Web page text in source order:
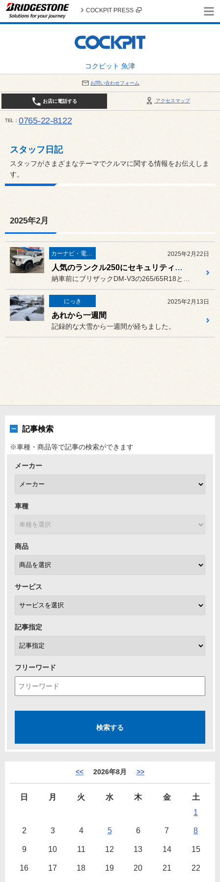
コクピット 魚津
COCKPIT PRESS
お問い合わせフォーム
アクセスマップ
お店に電話する
TEL 0765-22-8122
スタッフ日記
スタッフがさまざまなテーマでクルマに関する情報をお伝えしま
す。
2025年2月
カーナビ・電装品 2025年2月22日
人気のランクル250にセキュリティとレーダー探知機とブリザックDM-V3
にっき 2025年2月13日
あれから一週間
記録的な大雪から一週間が経ちました。
記事検索
※車種・商品等で記事の検索ができます
メーカー
車種
商品
サービス
記事指定
フリーワード
<< 2026年8月 >>
日 月 火 水 木 金
土
1
2 3 4 5 6 7 8
9 10 11 12 13 14 15
16 17 18 19 20 21 22